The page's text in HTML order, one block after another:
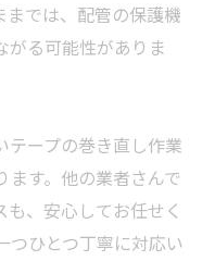
までは、配管の保護機
がる可能性がありま
テープの巻き直し作業
ます。他の業者さんで
、安心してお任せく
つひとつ丁寧に対応い